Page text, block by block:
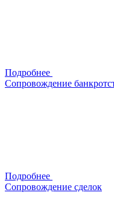
Подробнее
Сопровождение
Подробнее
Сопровождение сделок